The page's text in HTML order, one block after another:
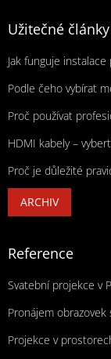
Užitečné články
Jak funguje
Podle čeho vybírat
Proč používat
HDMI kabely –
Proč je důležité
ARCHIV
Reference
Svatební projekce v
Pronájem
Projekce v